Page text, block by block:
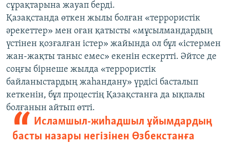
сұрақтарына жауап берді.
Қазақстанда өткен жылы болған «террористік
әрекеттер» мен оған қатысты «мұсылмандардың
үстінен қозғалған істер» жайында ол бұл «істермен
жан-жақты таныс емес» екенін ескертті. Әйтсе де
соңғы бірнеше жылда «террористік
байланыстардың жаһандану» үрдісі басталып
кеткенін, бұл процестің Қазақстанға да ықпалы
болғанын айтып өтті.
Исламшыл-жиһадшыл ұйымдардың
басты назары негізінен Өзбекстанға